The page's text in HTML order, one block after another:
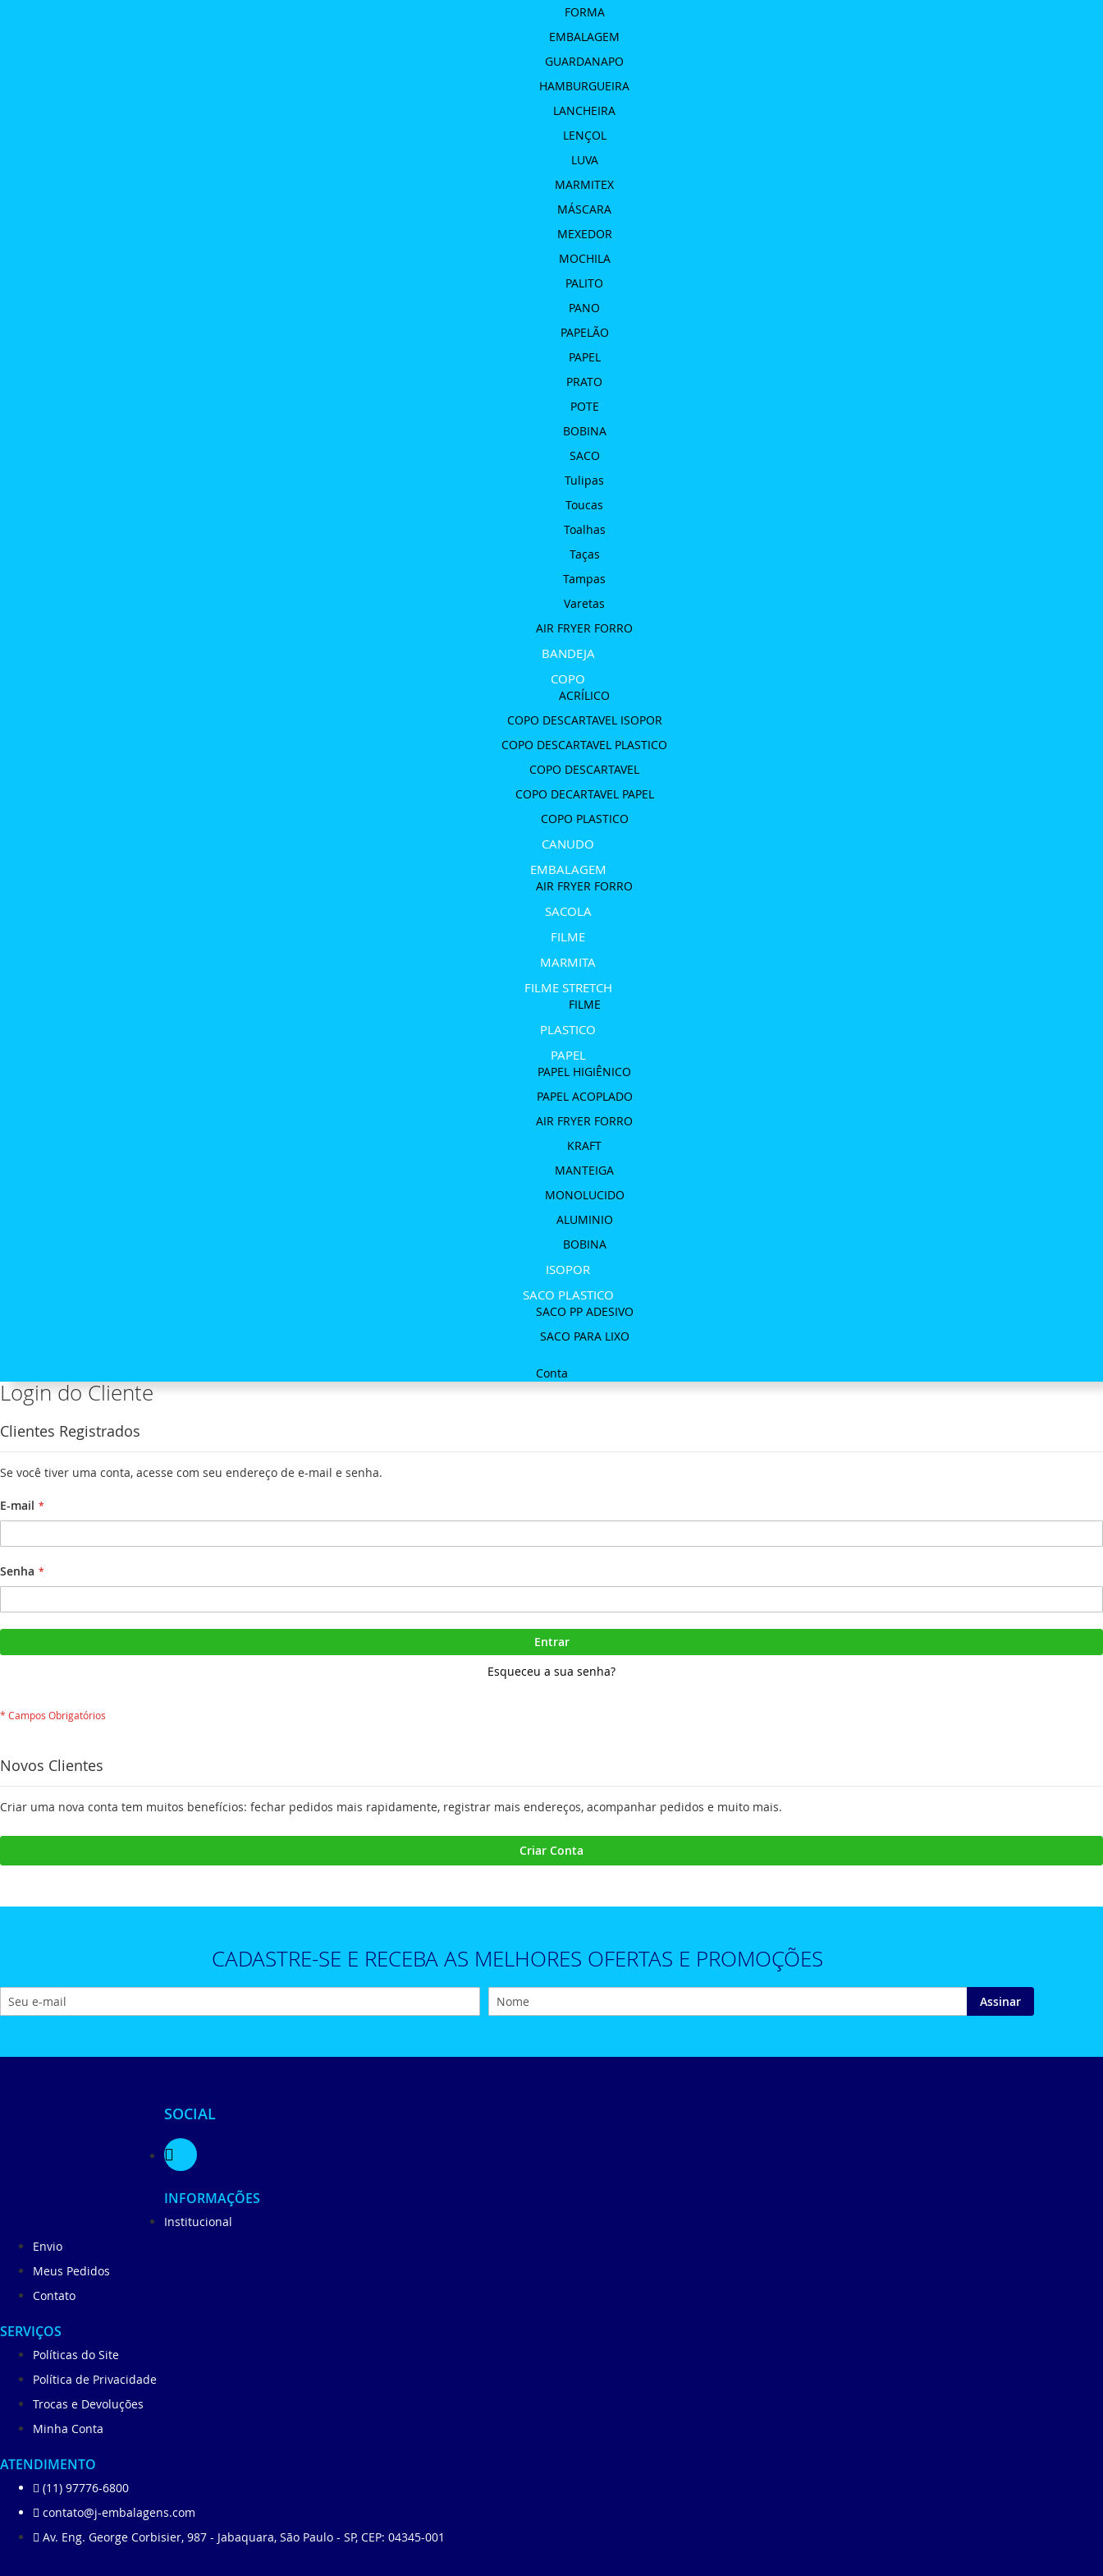
FORMA
EMBALAGEM
GUARDANAPO
HAMBURGUEIRA
LANCHEIRA
LENÇOL
LUVA
MARMITEX
MÁSCARA
MEXEDOR
MOCHILA
PALITO
PANO
PAPELÃO
PAPEL
PRATO
POTE
BOBINA
SACO
Tulipas
Toucas
Toalhas
Taças
Tampas
Varetas
AIR FRYER FORRO
BANDEJA
COPO
ACRÍLICO
COPO DESCARTAVEL ISOPOR
COPO DESCARTAVEL PLASTICO
COPO DESCARTAVEL
COPO DECARTAVEL PAPEL
COPO PLASTICO
CANUDO
EMBALAGEM
AIR FRYER FORRO
SACOLA
FILME
MARMITA
FILME STRETCH
FILME
PLASTICO
PAPEL
PAPEL HIGIÊNICO
PAPEL ACOPLADO
AIR FRYER FORRO
KRAFT
MANTEIGA
MONOLUCIDO
ALUMINIO
BOBINA
ISOPOR
SACO PLASTICO
SACO PP ADESIVO
SACO PARA LIXO
Conta
Login do Cliente
Clientes Registrados
Se você tiver uma conta, acesse com seu endereço de e-mail e senha.
E-mail
Senha
Entrar
Esqueceu a sua senha?
Novos Clientes
Criar uma nova conta tem muitos benefícios: fechar pedidos mais rapidamente, registrar mais endereços, acompanhar pedidos e muito mais.
Criar Conta
CADASTRE-SE E RECEBA AS MELHORES OFERTAS E PROMOÇÕES
Assinar
SOCIAL
INFORMAÇÕES
Institucional
Envio
Meus Pedidos
Contato
SERVIÇOS
Políticas do Site
Política de Privacidade
Trocas e Devoluções
Minha Conta
ATENDIMENTO
(11) 97776-6800
contato@j-embalagens.com
Av. Eng. George Corbisier, 987 - Jabaquara, São Paulo - SP, CEP: 04345-001